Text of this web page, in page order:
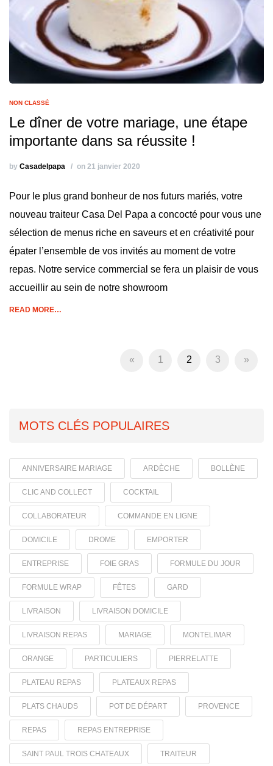
NON CLASSÉ
Le dîner de votre mariage, une étape
importante dans sa réussite !
by Casadelpapa on 21 janvier 2020
Pour le plus grand bonheur de nos futurs mariés, votre
nouveau traiteur Casa Del Papa a concocté pour vous une
sélection de menus riche en saveurs et en créativité pour
épater l’ensemble de vos invités au moment de votre
repas. Notre service commercial se fera un plaisir de vous
accueillir au sein de notre showroom
READ MORE…
« 1 2 3 »
MOTS CLÉS POPULAIRES
ANNIVERSAIRE MARIAGE ARDÈCHE BOLLÈNE
CLIC AND COLLECT COCKTAIL
COLLABORATEUR COMMANDE EN LIGNE
DOMICILE DROME EMPORTER
ENTREPRISE FOIE GRAS FORMULE DU JOUR
FORMULE WRAP FÊTES GARD
LIVRAISON LIVRAISON DOMICILE
LIVRAISON REPAS MARIAGE MONTELIMAR
ORANGE PARTICULIERS PIERRELATTE
PLATEAU REPAS PLATEAUX REPAS
PLATS CHAUDS POT DE DÉPART PROVENCE
REPAS REPAS ENTREPRISE
SAINT PAUL TROIS CHATEAUX TRAITEUR